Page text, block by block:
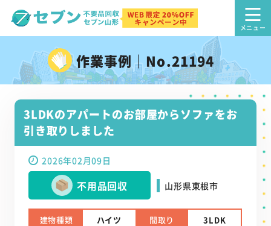
作業事例｜No.21194
3LDKのアパートのお部屋からソファをお
引き取りしました
2026年02月09日
不用品回収 山形県東根市
建物種類 ハイツ 間取り
3LDK